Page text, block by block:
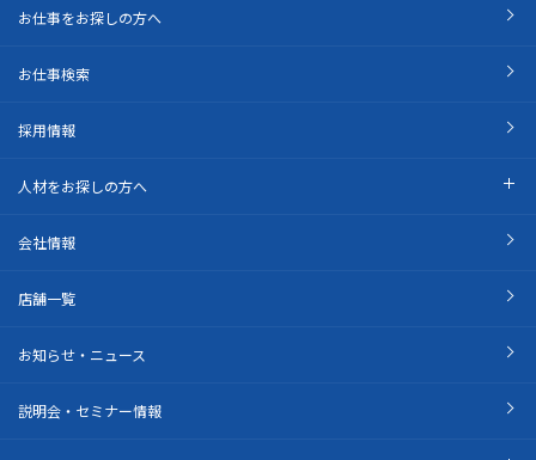
お仕事をお探しの方へ
お仕事検索
採用情報
人材をお探しの方へ
会社情報
店舗一覧
お知らせ・ニュース
説明会・セミナー情報